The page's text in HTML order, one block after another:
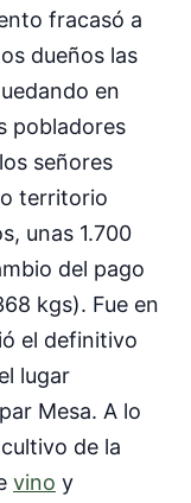
fracasó a
dueños las
en
pobladores
señores
territorio
unas 1.700
del pago
kgs). Fue en
el definitivo
lugar
Mesa. A lo
de la
vino y